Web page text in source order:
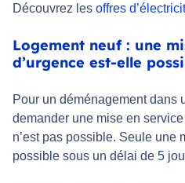
Découvrez les offres
Logement neuf : une
d’urgence est-elle
Pour un déménagement dans
demander une mise en
n’est pas possible. Seule une
possible sous un délai de 5